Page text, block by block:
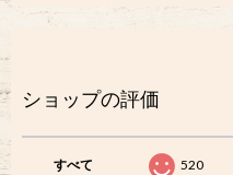
ショップの評価
すべて 520